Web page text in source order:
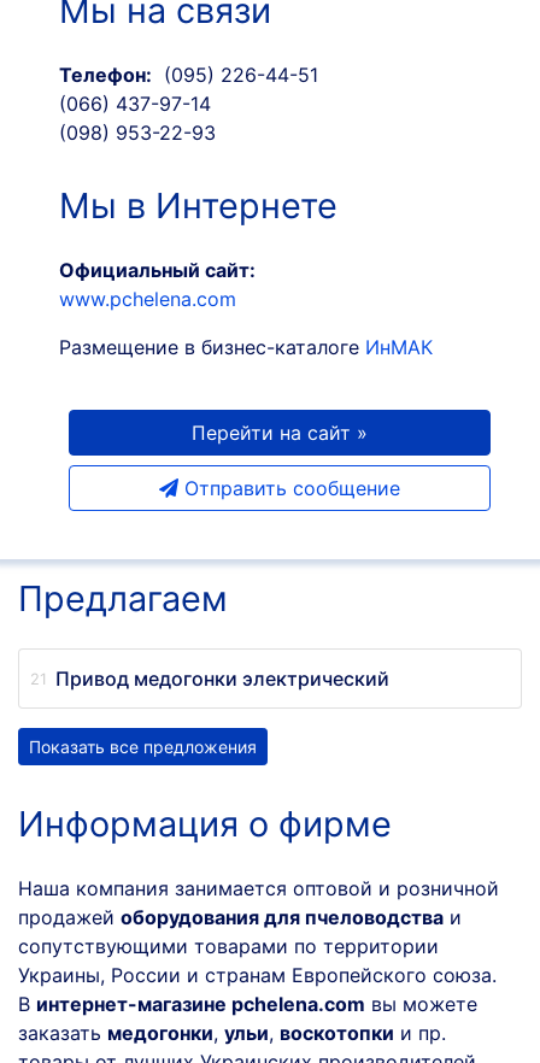
Мы на связи
Телефон: (095) 226-44-51
(066) 437-97-14
(098) 953-22-93
Мы в Интернете
Официальный сайт:
www.pchelena.com
Размещение в бизнес-каталоге ИнМАК
Перейти на сайт »
Отправить сообщение
Предлагаем
Привод медогонки электрический
Показать все предложения
Информация о фирме
Наша компания занимается оптовой и розничной
продажей оборудования для пчеловодства и
сопутствующими товарами по территории
Украины, России и странам Европейского союза.
В интернет-магазине pchelena.com вы можете
заказать медогонки, ульи, воскотопки и пр.